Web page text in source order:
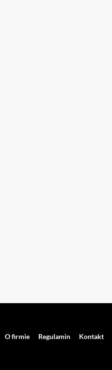
O firmie Regulamin Kontakt